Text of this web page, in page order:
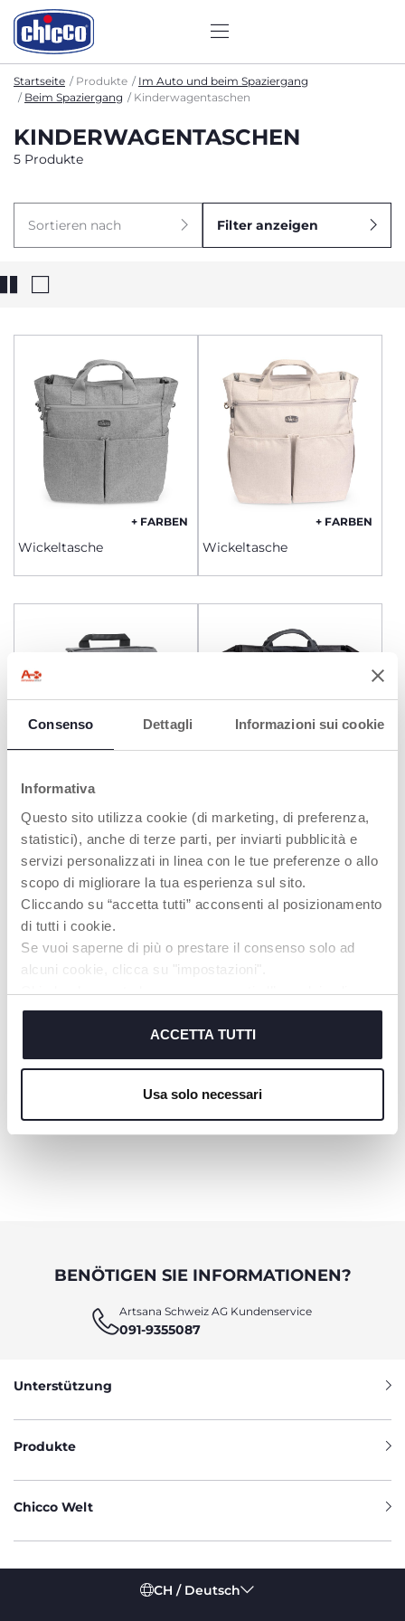
Consenso Dettagli Informazioni sui cookie
Informativa
Questo sito utilizza cookie (di marketing, di preferenza,
statistici), anche di terze parti, per inviarti pubblicità e
servizi personalizzati in linea con le tue preferenze o allo
scopo di migliorare la tua esperienza sul sito.
Cliccando su “accetta tutti” acconsenti al posizionamento
di tutti i cookie.
Se vuoi saperne di più o prestare il consenso solo ad
alcuni cookie, clicca su "impostazioni".
Chiudendo questo banner acconsenti all’uso dei soli
cookie tecnici, indispensabili per fruire del servizio
ACCETTA TUTTI
Usa solo necessari
Startseite Produkte
Im Auto und beim Spaziergang
Beim Spaziergang
Kinderwagentaschen
KINDERWAGENTASCHEN
5 Produkte
Sortieren nach Filter anzeigen
+ FARBEN
Wickeltasche
+ FARBEN
Wickeltasche
Rucksack für Eltern Wickeltasche
+ FARBEN
BENÖTIGEN SIE INFORMATIONEN?
Artsana Schweiz AG Kundenservice
091-9355087
Unterstützung
Produkte
Chicco Welt
CH / Deutsch